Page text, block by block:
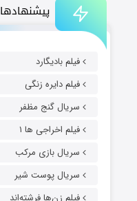
پیشنهادها
فیلم بادیگارد
فیلم دایره زنگی
سریال گنج مظفر
فیلم اخراجی ها ۱
سریال بازی مرکب
سریال پوست شیر
فیلم زن‌ها فرشته‌اند